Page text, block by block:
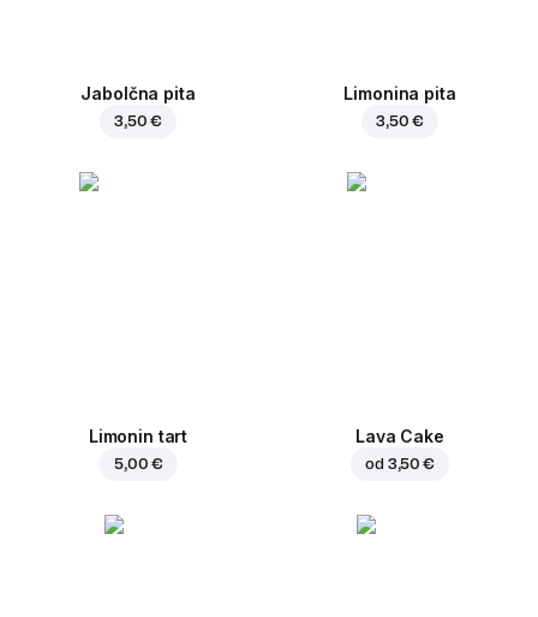
Jabolčna pita
3,50 €
Limonina pita
3,50 €
Limonin tart
5,00 €
Lava Cake
od 3,50 €